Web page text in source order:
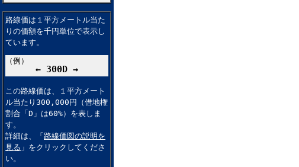
路線価は１平方メートル当た
りの価額を千円単位で表示し
ています。
（例）
← 300D →
この路線価は、１平方メート
ル当たり300,000円（借地権
割合「D」は60%）を表しま
す。
詳細は、「 路線価図の説明を
見る 」をクリックしてくださ
い。